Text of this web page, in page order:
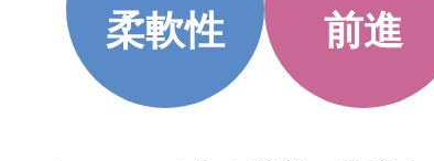
柔軟性 前進